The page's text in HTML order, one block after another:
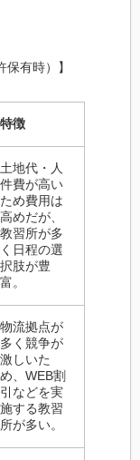
有時）】
特徴
土地代・人
件費が高い
ため費用は
高めだが、
教習所が多
く日程の選
択肢が豊
富。
物流拠点が
多く競争が
激しいた
め、WEB割
引などを実
施する教習
所が多い。